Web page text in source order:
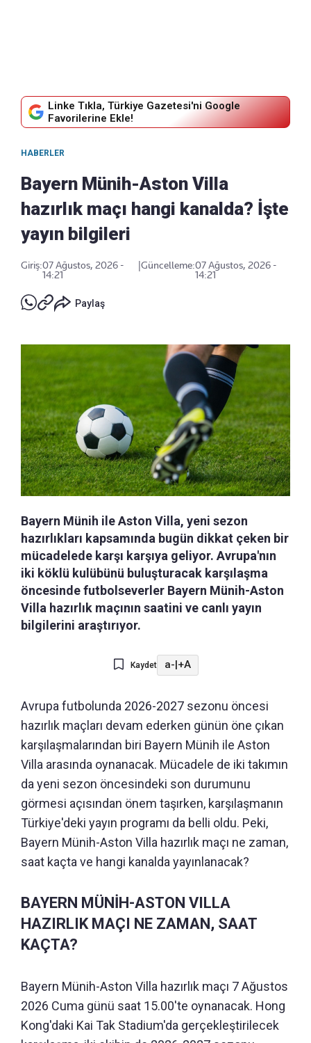
Linke Tıkla, Türkiye Gazetesi'ni Google
Favorilerine Ekle!
HABERLER
Bayern Münih-Aston Villa
hazırlık maçı hangi kanalda? İşte
yayın bilgileri
Giriş:07 Ağustos, 2026 -
14:21
Güncelleme:07 Ağustos, 2026 -
14:21
Paylaş
Bayern Münih ile Aston Villa, yeni sezon
hazırlıkları kapsamında bugün dikkat çeken bir
mücadelede karşı karşıya geliyor. Avrupa'nın
iki köklü kulübünü buluşturacak karşılaşma
öncesinde futbolseverler Bayern Münih-Aston
Villa hazırlık maçının saatini ve canlı yayın
bilgilerini araştırıyor.
Kaydet a- +A
Avrupa futbolunda 2026-2027 sezonu öncesi
hazırlık maçları devam ederken günün öne çıkan
karşılaşmalarından biri Bayern Münih ile Aston
Villa arasında oynanacak. Mücadele de iki takımın
da yeni sezon öncesindeki son durumunu
görmesi açısından önem taşırken, karşılaşmanın
Türkiye'deki yayın programı da belli oldu. Peki,
Bayern Münih-Aston Villa hazırlık maçı ne zaman,
saat kaçta ve hangi kanalda yayınlanacak?
BAYERN MÜNİH-ASTON VILLA
HAZIRLIK MAÇI NE ZAMAN, SAAT
KAÇTA?
Bayern Münih-Aston Villa hazırlık maçı 7 Ağustos
2026 Cuma günü saat 15.00'te oynanacak. Hong
Kong'daki Kai Tak Stadium'da gerçekleştirilecek